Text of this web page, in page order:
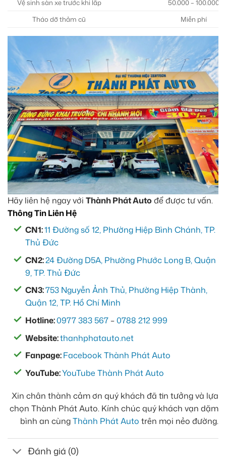
Vệ sinh sàn xe trước khi lắp
50.000 – 100.000
Tháo dỡ thảm cũ
Miễn phí
Hãy liên hệ ngay với Thành Phát Auto để được tư vấn.
Thông Tin Liên Hệ
CN1:11 Đường số 12, Phường Hiệp Bình Chánh, TP.
Thủ Đức
CN2:24 Đường D5A, Phường Phước Long B, Quận
9, TP. Thủ Đức
CN3:753 Nguyễn Ảnh Thủ, Phường Hiệp Thành,
Quận 12, TP. Hồ Chí Minh
Hotline:0977 383 567 –0788 212 999
Website:thanhphatauto.net
Fanpage:Facebook Thành Phát Auto
YouTube:YouTube Thành Phát Auto
Xin chân thành cảm ơn quý khách đã tin tưởng và lựa
chọn Thành Phát Auto. Kính chúc quý khách vạn dặm
bình an cùngThành Phát Auto trên mọi nẻo đường.
Đánh giá (0)